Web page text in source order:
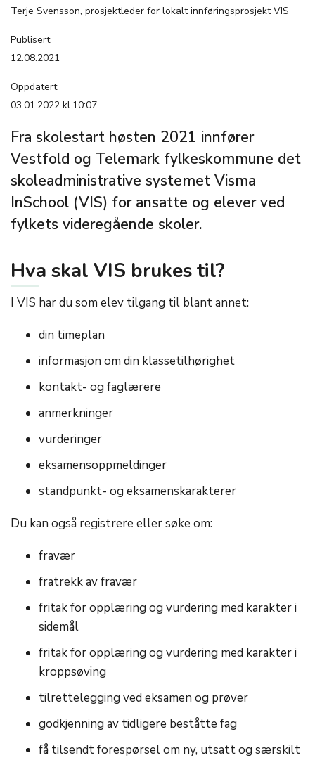
Terje Svensson, prosjektleder for lokalt innføringsprosjekt VIS
Publisert:
12.08.2021
Oppdatert:
03.01.2022 kl.10:07
Fra skolestart høsten 2021 innfører
Vestfold og Telemark fylkeskommune det
skoleadministrative systemet Visma
InSchool (VIS) for ansatte og elever ved
fylkets videregående skoler.
Hva skal VIS brukes til?
I VIS har du som elev tilgang til blant annet:
din timeplan
informasjon om din klassetilhørighet
kontakt- og faglærere
anmerkninger
vurderinger
eksamensoppmeldinger
standpunkt- og eksamenskarakterer
Du kan også registrere eller søke om:
fravær
fratrekk av fravær
fritak for opplæring og vurdering med karakter i
sidemål
fritak for opplæring og vurdering med karakter i
kroppsøving
tilrettelegging ved eksamen og prøver
godkjenning av tidligere beståtte fag
få tilsendt forespørsel om ny, utsatt og særskilt